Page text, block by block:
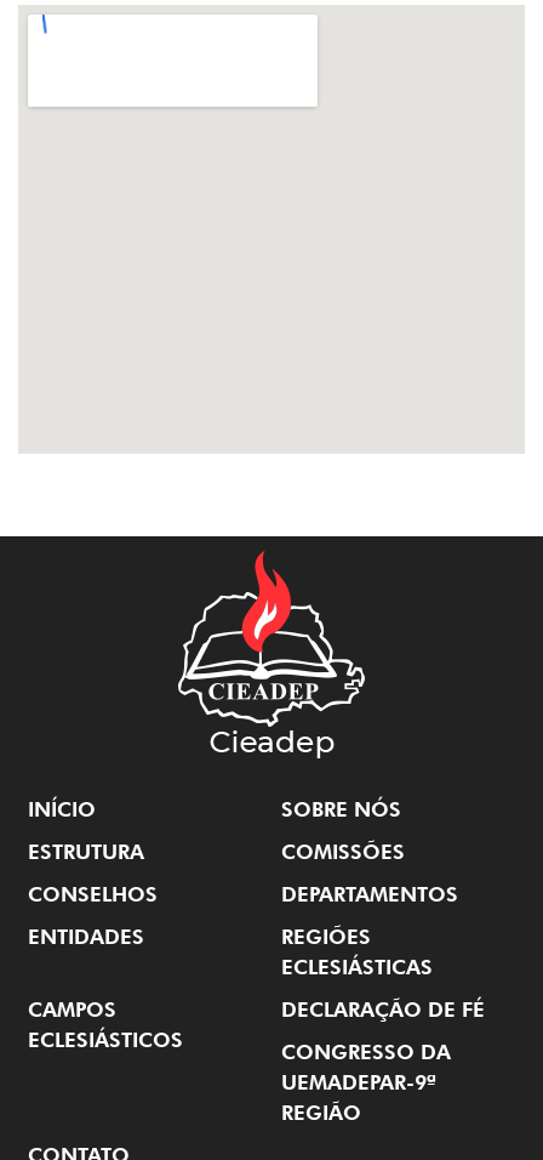
INÍCIO
SOBRE NÓS
ESTRUTURA
COMISSÕES
CONSELHOS
DEPARTAMENTOS
ENTIDADES
REGIÕES
ECLESIÁSTICAS
CAMPOS
ECLESIÁSTICOS
DECLARAÇÃO DE FÉ
CONGRESSO DA
UEMADEPAR-9ª
REGIÃO
CONTATO